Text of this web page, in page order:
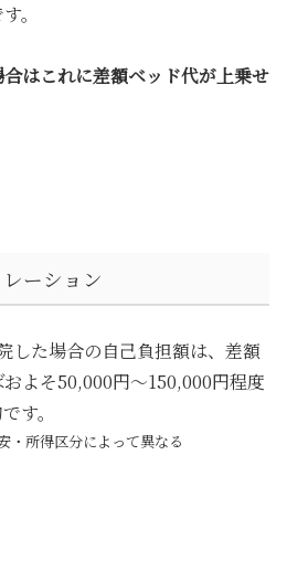
。
はこれに差額ベッド代が上乗せ
ーション
した場合の自己負担額は、差額
よそ50,000円〜150,000円程度
す。
・所得区分によって異なる